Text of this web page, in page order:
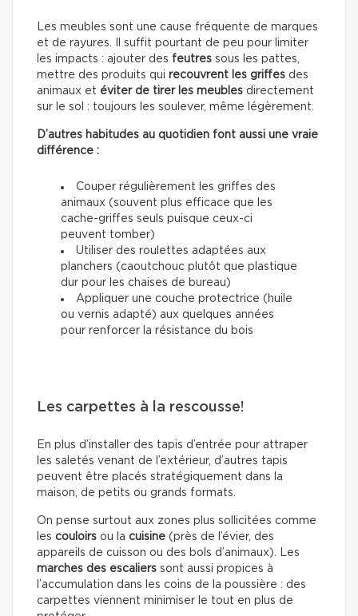
Les meubles sont une cause fréquente de marques
et de rayures. Il suffit pourtant de peu pour limiter
les impacts : ajouter des feutres sous les pattes,
mettre des produits qui recouvrent les griffes des
animaux et éviter de tirer les meubles directement
sur le sol : toujours les soulever, même légèrement.
D’autres habitudes au quotidien font aussi une vraie
différence :
Couper régulièrement les griffes des
animaux (souvent plus efficace que les
cache-griffes seuls puisque ceux-ci
peuvent tomber)
Utiliser des roulettes adaptées aux
planchers (caoutchouc plutôt que plastique
dur pour les chaises de bureau)
Appliquer une couche protectrice (huile
ou vernis adapté) aux quelques années
pour renforcer la résistance du bois
Les carpettes à la rescousse!
En plus d’installer des tapis d’entrée pour attraper
les saletés venant de l’extérieur, d’autres tapis
peuvent être placés stratégiquement dans la
maison, de petits ou grands formats.
On pense surtout aux zones plus sollicitées comme
les couloirs ou la cuisine (près de l’évier, des
appareils de cuisson ou des bols d’animaux). Les
marches des escaliers sont aussi propices à
l’accumulation dans les coins de la poussière : des
carpettes viennent minimiser le tout en plus de